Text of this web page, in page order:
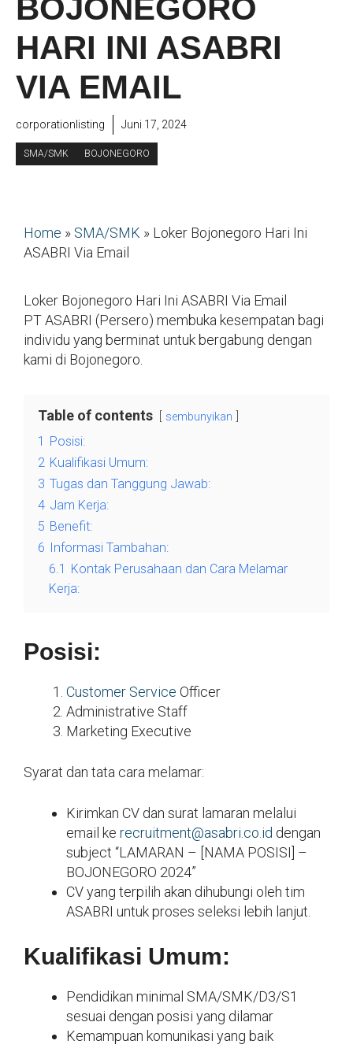
BOJONEGORO
HARI INI ASABRI
VIA EMAIL
corporationlisting Juni 17, 2024
SMA/SMK BOJONEGORO
Home » SMA/SMK » Loker Bojonegoro Hari Ini
ASABRI Via Email
Loker Bojonegoro Hari Ini ASABRI Via Email
PT ASABRI (Persero) membuka kesempatan bagi
individu yang berminat untuk bergabung dengan
kami di Bojonegoro.
Table of contents sembunyikan
1 Posisi:
2 Kualifikasi Umum:
3 Tugas dan Tanggung Jawab:
4 Jam Kerja:
5 Benefit:
6 Informasi Tambahan:
6.1 Kontak Perusahaan dan Cara Melamar
Kerja:
Posisi:
Customer Service Officer
Administrative Staff
Marketing Executive
Syarat dan tata cara melamar:
Kirimkan CV dan surat lamaran melalui
email ke recruitment@asabri.co.id dengan
subject “LAMARAN – [NAMA POSISI] –
BOJONEGORO 2024”
CV yang terpilih akan dihubungi oleh tim
ASABRI untuk proses seleksi lebih lanjut.
Kualifikasi Umum:
Pendidikan minimal SMA/SMK/D3/S1
sesuai dengan posisi yang dilamar
Kemampuan komunikasi yang baik